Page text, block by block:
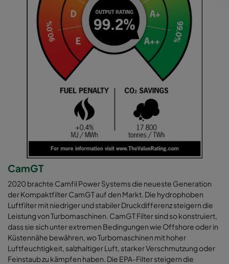
CamGT
2020 brachte Camfil Power Systems die neueste Generation
der Kompaktfilter CamGT auf den Markt. Die hydrophoben
Luftfilter mit niedriger und stabiler Druckdifferenz steigern die
Leistung von Turbomaschinen. CamGT Filter sind so konstruiert,
dass sie sich unter extremen Bedingungen wie Offshore oder in
Küstennähe bewähren, wo Turbomaschinen mit hoher
Luftfeuchtigkeit, salzhaltiger Luft, starker Verschmutzung oder
Feinstaub zu kämpfen haben. Die EPA-Filter steigern die